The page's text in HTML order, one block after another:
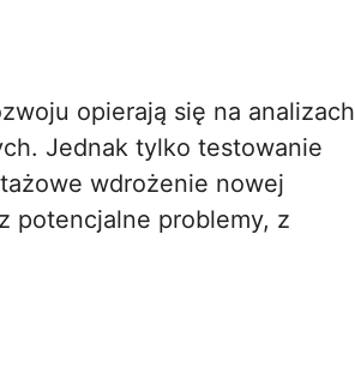
opierają się na analizach
Jednak tylko testowanie
wdrożenie nowej
potencjalne problemy, z